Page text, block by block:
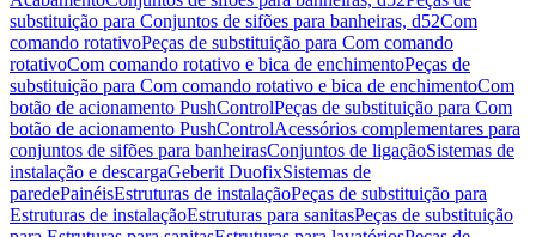
substituição para Conjuntos de sifões para banheiras, d52Com
comando rotativoPeças de substituição para Com comando
rotativoCom comando rotativo e bica de enchimentoPeças de
substituição para Com comando rotativo e bica de enchimentoCom
botão de acionamento PushControlPeças de substituição para Com
botão de acionamento PushControlAcessórios complementares para
conjuntos de sifões para banheirasConjuntos de ligaçãoSistemas de
instalação e descargaGeberit DuofixSistemas de
paredePainéisEstruturas de instalaçãoPeças de substituição para
Estruturas de instalaçãoEstruturas para sanitasPeças de substituição